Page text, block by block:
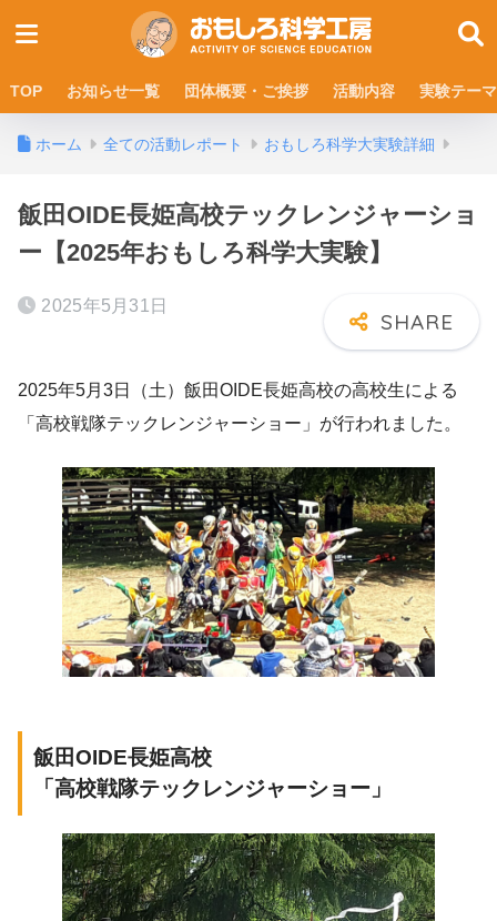
TOP お知らせ一覧 団体概要・ご挨拶 活動内容 実験テーマ
ホーム 全ての活動レポート おもしろ科学大実験詳細
飯田OIDE長姫高校テックレンジャーショ
ー【2025年おもしろ科学大実験】
2025年5月31日
2025年5月3日（土）飯田OIDE長姫高校の高校生による
「高校戦隊テックレンジャーショー」が行われました。
飯田OIDE長姫高校
「高校戦隊テックレンジャーショー」